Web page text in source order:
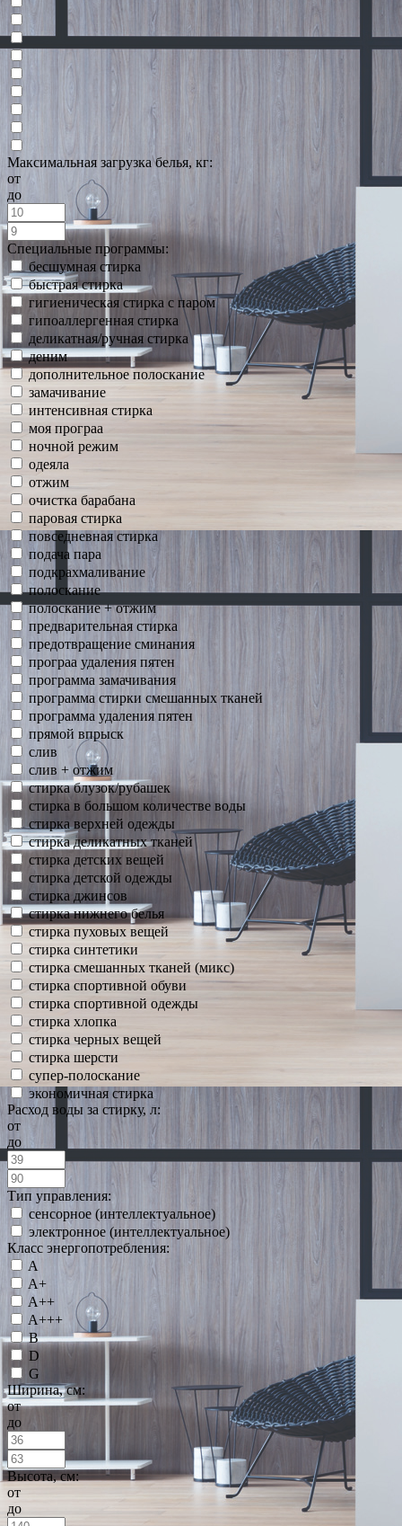
Максимальная загрузка белья, кг:
от
до
Специальные программы:
бесшумная стирка
быстрая стирка
гигиеническая стирка с паром
гипоаллергенная стирка
деликатная/ручная стирка
деним
дополнительное полоскание
замачивание
интенсивная стирка
моя програа
ночной режим
одеяла
отжим
очистка барабана
паровая стирка
повседневная стирка
подача пара
подкрахмаливание
полоскание
полоскание + отжим
предварительная стирка
предотвращение сминания
програа удаления пятен
программа замачивания
программа стирки смешанных тканей
программа удаления пятен
прямой впрыск
слив
слив + отжим
стирка блузок/рубашек
стирка в большом количестве воды
стирка верхней одежды
стирка деликатных тканей
стирка детских вещей
стирка детской одежды
стирка джинсов
стирка нижнего белья
стирка пуховых вещей
стирка синтетики
стирка смешанных тканей (микс)
стирка спортивной обуви
стирка спортивной одежды
стирка хлопка
стирка черных вещей
стирка шерсти
супер-полоскание
экономичная стирка
Расход воды за стирку, л:
от
до
Тип управления:
сенсорное (интеллектуальное)
электронное (интеллектуальное)
Класс энергопотребления:
A
A+
A++
A+++
B
D
G
Ширина, см:
от
до
Высота, см:
от
до